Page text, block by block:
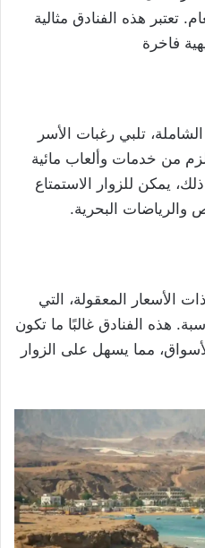
تعتبر هذه الفنادق مثالية
فاخرة
تلبي رغبات الأسر
من خدمات وألعاب مائية
يمكن للزوار الاستمتاع
والرياضات البحرية.
الأسعار المعقولة، التي
هذه الفنادق غالبًا ما تكون
مما يسهل على الزوار